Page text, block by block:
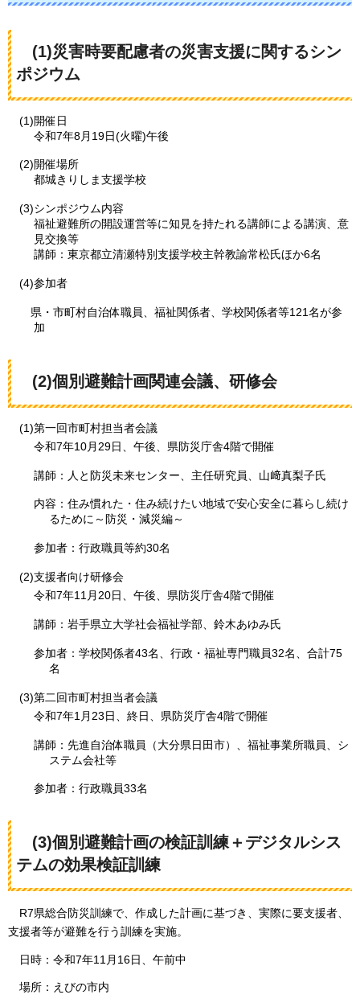
(1)災害時要配慮者の災害支援に関するシン
ポジウム
(1)開催日
令和7年8月19日(火曜)午後
(2)開催場所
都城きりしま支援学校
(3)シンポジウム内容
福祉避難所の開設運営等に知見を持たれる講師による講演、意
見交換等
講師：東京都立清瀬特別支援学校主幹教諭常松氏ほか6名
(4)参加者
県・市町村自治体職員、福祉関係者、学校関係者等121名が参
加
(2)個別避難計画関連会議、研修会
(1)第一回市町村担当者会議
令和7年10月29日、午後、県防災庁舎4階で開催
講師：人と防災未来センター、主任研究員、山﨑真梨子氏
内容：住み慣れた・住み続けたい地域で安心安全に暮らし続け
るために～防災・減災編～
参加者：行政職員等約30名
(2)支援者向け研修会
令和7年11月20日、午後、県防災庁舎4階で開催
講師：岩手県立大学社会福祉学部、鈴木あゆみ氏
参加者：学校関係者43名、行政・福祉専門職員32名、合計75
名
(3)第二回市町村担当者会議
令和7年1月23日、終日、県防災庁舎4階で開催
講師：先進自治体職員（大分県日田市）、福祉事業所職員、シ
ステム会社等
参加者：行政職員33名
(3)個別避難計画の検証訓練＋デジタルシス
テムの効果検証訓練
R7県総合防災訓練で、作成した計画に基づき、実際に要支援者、
支援者等が避難を行う訓練を実施。
日時：令和7年11月16日、午前中
場所：えびの市内